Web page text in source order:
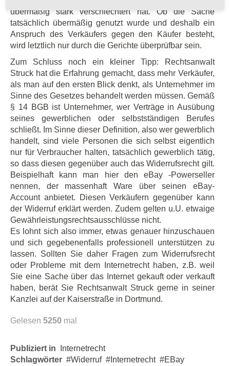
übermäßig stark verschlechtert hat. Ob die Sache
tatsächlich übermäßig genutzt wurde und deshalb ein
Anspruch des Verkäufers gegen den Käufer besteht,
wird letztlich nur durch die Gerichte überprüfbar sein.
Zum Schluss noch ein kleiner Tipp: Rechtsanwalt
Struck hat die Erfahrung gemacht, dass mehr Verkäufer,
als man auf den ersten Blick denkt, als Unternehmer im
Sinne des Gesetzes behandelt werden müssen. Gemäß
§ 14 BGB ist Unternehmer, wer Verträge in Ausübung
seines gewerblichen oder selbstständigen Berufes
schließt. Im Sinne dieser Definition, also wer gewerblich
handelt, sind viele Personen die sich selbst eigentlich
nur für Verbraucher halten, tatsächlich gewerblich tätig,
so dass diesen gegenüber auch das Widerrufsrecht gilt.
Beispielhaft kann man hier den eBay -Powerseller
nennen, der massenhaft Ware über seinen eBay-
Account anbietet. Diesen Verkäufern gegenüber kann
der Widerruf erklärt werden. Zudem gelten u.U. etwaige
Gewährleistungsrechtsausschlüsse nicht.
Es lohnt sich also immer, etwas genauer hinzuschauen
und sich gegebenenfalls professionell unterstützen zu
lassen. Sollten Sie daher Fragen zum Widerrufsrecht
oder Probleme mit dem Internetrecht haben, z.B. weil
Sie eine Sache über das Internet gekauft oder verkauft
haben, berät Sie Rechtsanwalt Struck gerne in seiner
Kanzlei auf der Kaiserstraße in Dortmund.
Gelesen 5250 mal
Publiziert in
Internetrecht
Schlagwörter
Widerruf Internetrecht
EBay